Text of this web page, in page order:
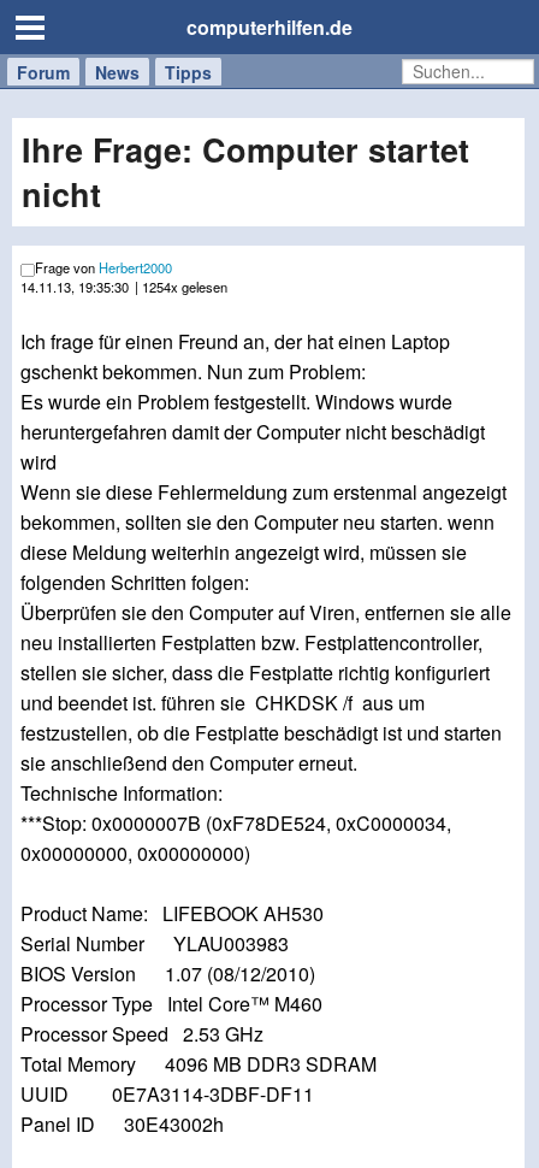
computerhilfen.de
Forum News Tipps
Handy
Tablet
Windows
Mac
Ihre Frage: Computer startet
nicht
Frage von Herbert2000
14.11.13, 19:35:30 | 1254x gelesen
Ich frage für einen Freund an, der hat einen Laptop
gschenkt bekommen. Nun zum Problem:
Es wurde ein Problem festgestellt. Windows wurde
heruntergefahren damit der Computer nicht beschädigt
wird
Wenn sie diese Fehlermeldung zum erstenmal angezeigt
bekommen, sollten sie den Computer neu starten. wenn
diese Meldung weiterhin angezeigt wird, müssen sie
folgenden Schritten folgen:
Überprüfen sie den Computer auf Viren, entfernen sie alle
neu installierten Festplatten bzw. Festplattencontroller,
stellen sie sicher, dass die Festplatte richtig konfiguriert
und beendet ist. führen sie CHKDSK /f aus um
festzustellen, ob die Festplatte beschädigt ist und starten
sie anschließend den Computer erneut.
Technische Information:
***Stop: 0x0000007B (0xF78DE524, 0xC0000034,
0x00000000, 0x00000000)
Product Name: LIFEBOOK AH530
Serial Number YLAU003983
BIOS Version 1.07 (08/12/2010)
Processor Type Intel Core™ M460
Processor Speed 2.53 GHz
Total Memory 4096 MB DDR3 SDRAM
UUID 0E7A3114-3DBF-DF11
Panel ID 30E43002h